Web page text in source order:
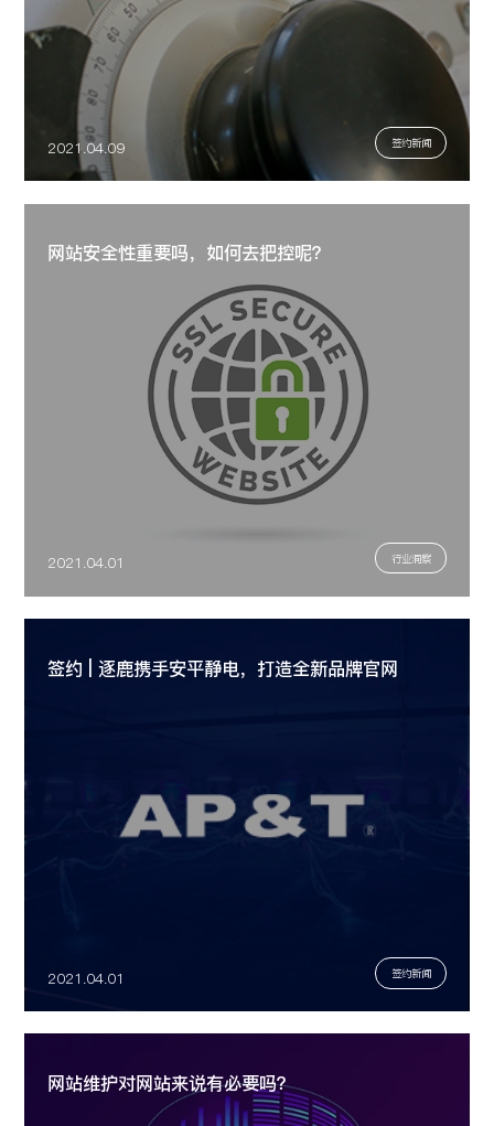
2021.04.09 签约新闻
网站安全性重要吗，如何去把控呢？
2021.04.01 行业洞察
签约 | 逐鹿携手安平静电，打造全新品牌官网
2021.04.01 签约新闻
网站维护对网站来说有必要吗？